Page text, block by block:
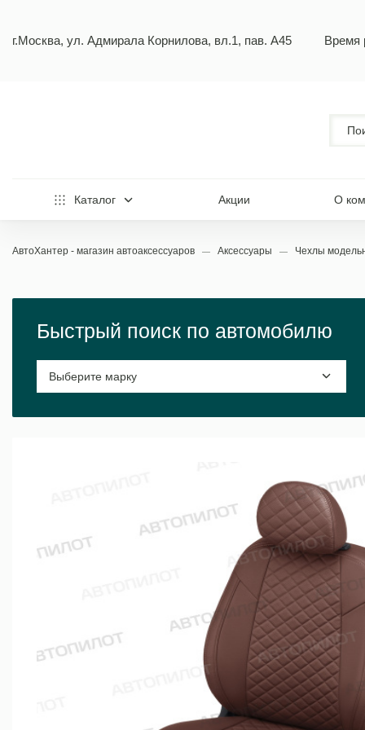
г.Москва, ул. Адмирала Корнилова, вл.1, пав. А45 Время
Каталог Акции О
АвтоХантер - магазин автоаксессуаров Аксессуары Чехлы
Быстрый поиск по автомобилю